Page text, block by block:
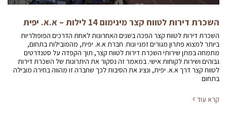
השכרת דירות לטווח קצר מינימום 14 לילות – א.א. יפית
השכרת דירות לטווח קצר הפכה בשנים האחרונות לאחת הדרכים הפופולריות
ביותר למצוא פתרון מגורים זמני ונוח. חברת א.א. יפית, מהמובילות בתחום,
מתמחה במתן שירותי השכרת דירות לטווח קצר, תוך הקפדה על סטנדרטים
גבוהים ושירות לקוחות אישי. במאמר זה נסקור את היתרונות של השכרת דירות
לטווח קצר דרך א.א. יפית, ונציג את הסיבות לכך שחברה זו מהווה בחירה מובילה
בתחום
קרא עוד